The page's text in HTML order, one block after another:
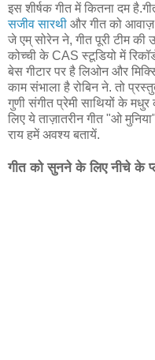
इस शीर्षक गीत में कितना दम
सजीव सारथी और गीत को
जे एम् सोरेन ने, गीत पूरी टीम की
कोच्ची के CAS स्टूडियो में
बेस गीटार पर है लिओन और
काम संभाला है रोबिन ने. तो
गुणी संगीत प्रेमी साथियों के मधुर
लिए ये ताज़ातरीन गीत "ओ
राय हमें अवश्य बतायें.
गीत को सुनने के लिए नीचे के